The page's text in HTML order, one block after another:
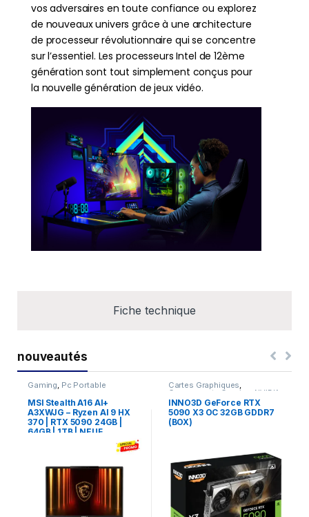
Fiche technique
vos adversaires en toute confiance ou explorez
de nouveaux univers grâce à une architecture
de processeur révolutionnaire qui se concentre
sur l’essentiel. Les processeurs Intel de 12ème
génération sont tout simplement conçus pour
la nouvelle génération de jeux vidéo.
nouveautés
Gaming, Pc Portable
MSI Stealth A16 AI+
A3XWJG – Ryzen AI 9 HX
370 | RTX 5090 24GB |
64GB | 1TB | NEUF
Cartes Graphiques,
Composants Gaming NVIDIA
INNO3D GeForce RTX
5090 X3 OC 32GB GDDR7
(BOX)